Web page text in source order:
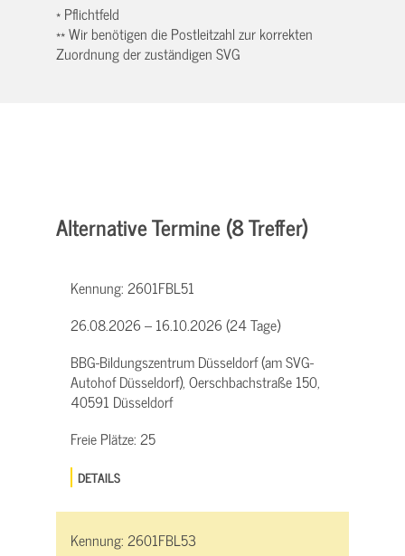
* Pflichtfeld
** Wir benötigen die Postleitzahl zur korrekten
Zuordnung der zuständigen SVG
Alternative Termine (8 Treffer)
Kennung:2601FBL51
26.08.2026 – 16.10.2026 (24 Tage)
BBG-Bildungszentrum Düsseldorf (am SVG-
Autohof Düsseldorf), Oerschbachstraße 150,
40591 Düsseldorf
Freie Plätze:25
DETAILS
Kennung:2601FBL53